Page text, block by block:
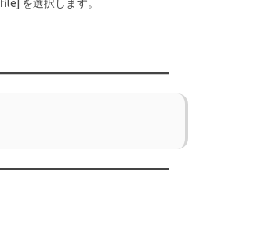
を選択します。